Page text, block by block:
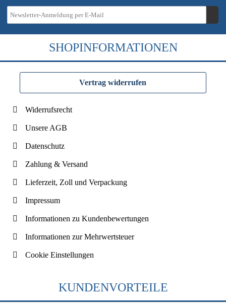
SHOPINFORMATIONEN
Vertrag widerrufen
Widerrufsrecht
Unsere AGB
Datenschutz
Zahlung & Versand
Lieferzeit, Zoll und Verpackung
Impressum
Informationen zu Kundenbewertungen
Informationen zur Mehrwertsteuer
Cookie Einstellungen
KUNDENVORTEILE